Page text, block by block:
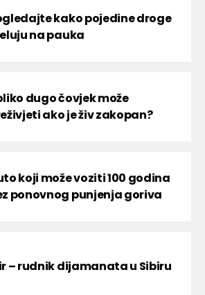
kako pojedine droge
na pauka
dugo čovjek može
ako je živ zakopan?
koji može voziti 100 godina
ponovnog punjenja goriva
– rudnik dijamanata u Sibiru